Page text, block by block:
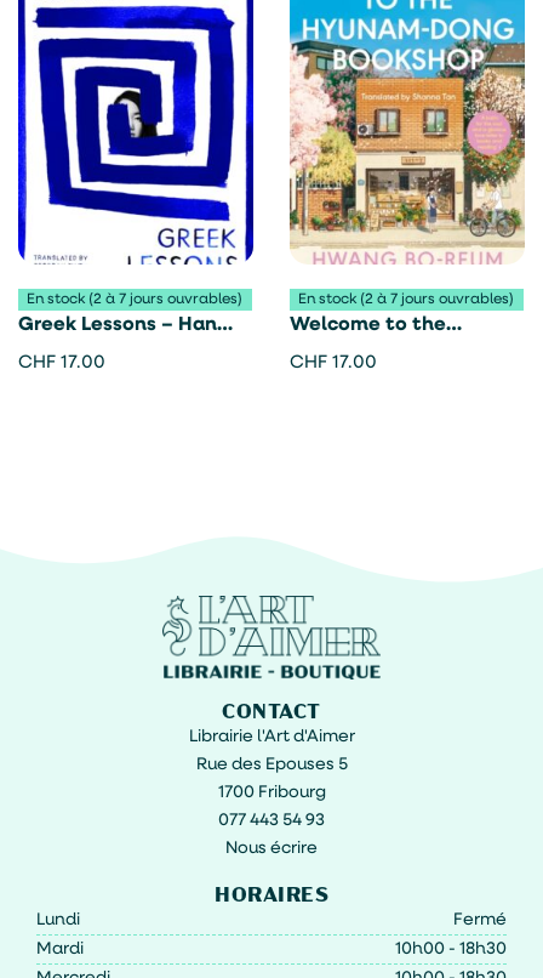
En stock (2 à 7 jours ouvrables)
Greek Lessons – Han
Kang
CHF 17.00
En stock (2 à 7 jours ouvrables)
Welcome to the
Hyunam-dong Bookshop
CHF 17.00
CONTACT
Librairie l'Art d'Aimer
Rue des Epouses 5
1700 Fribourg
077 443 54 93
Nous écrire
HORAIRES
Lundi
Fermé
Mardi
10h00 - 18h30